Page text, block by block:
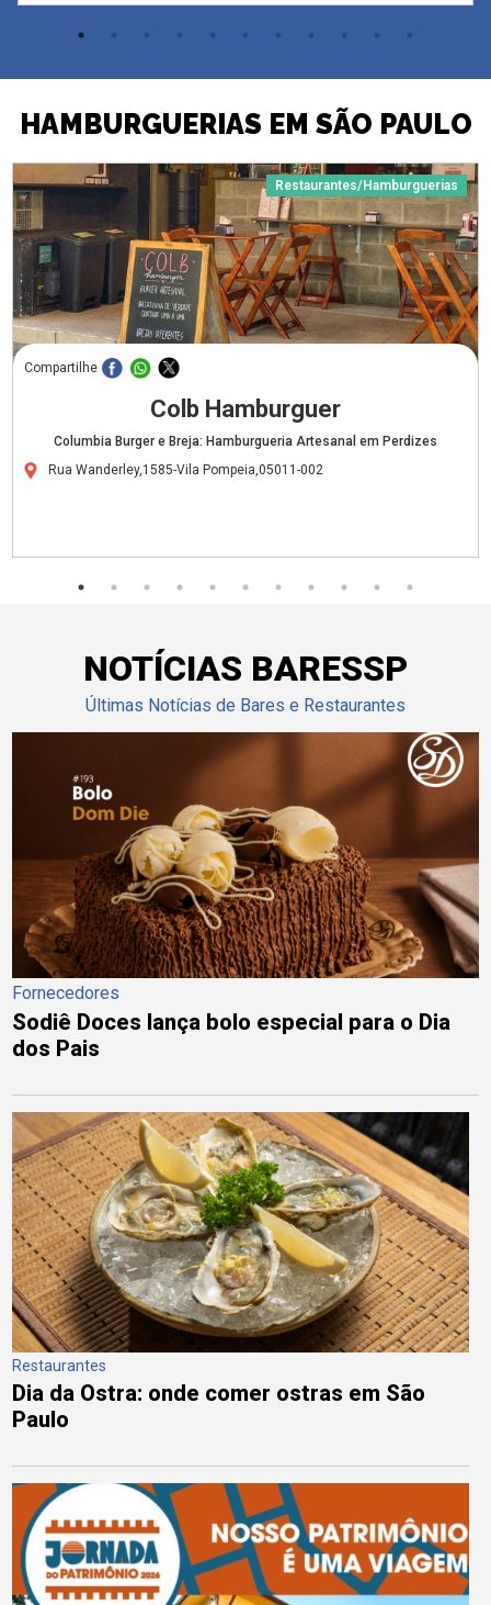
HAMBURGUERIAS EM SÃO PAULO
Restaurantes/Hamburguerias
Compartilhe
Colb Hamburguer
Columbia Burger e Breja: Hamburgueria Artesanal em Perdizes
Rua Wanderley,1585-Vila Pompeia,05011-002
NOTÍCIAS BARESSP
Últimas Notícias de Bares e Restaurantes
Fornecedores
Sodiê Doces lança bolo especial para o Dia
dos Pais
Restaurantes
Dia da Ostra: onde comer ostras em São
Paulo